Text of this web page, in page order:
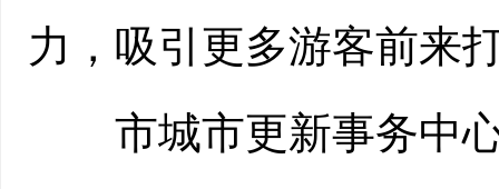
力，吸引更多游客前来
市城市更新事务中心